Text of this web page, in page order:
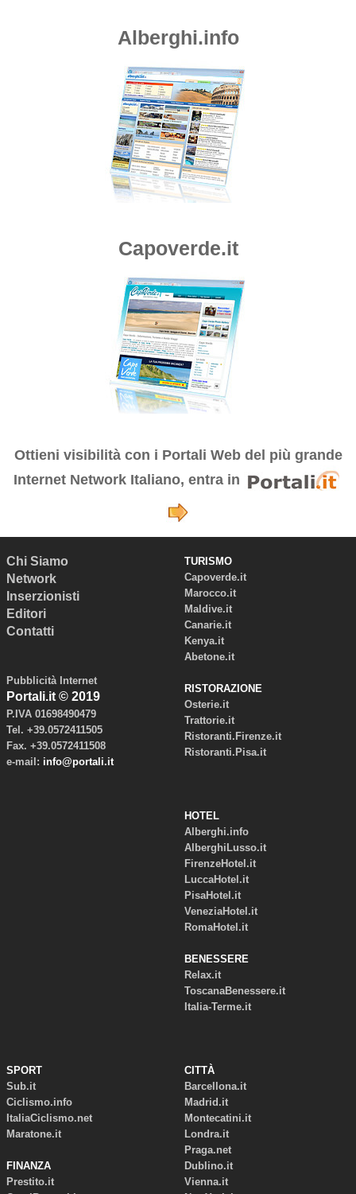
Alberghi.info
Capoverde.it
Ottieni visibilità con i Portali Web del più grande
Internet Network Italiano, entra in
Chi Siamo
Network
Inserzionisti
Editori
Contatti
Pubblicità Internet
Portali.it © 2019
P.IVA 01698490479
Tel. +39.0572411505
Fax. +39.0572411508
e-mail: info@portali.it
TURISMO
Capoverde.it
Marocco.it
Maldive.it
Canarie.it
Kenya.it
Abetone.it
RISTORAZIONE
Osterie.it
Trattorie.it
Ristoranti.Firenze.it
Ristoranti.Pisa.it
HOTEL
Alberghi.info
AlberghiLusso.it
FirenzeHotel.it
LuccaHotel.it
PisaHotel.it
VeneziaHotel.it
RomaHotel.it
BENESSERE
Relax.it
ToscanaBenessere.it
Italia-Terme.it
SPORT
Sub.it
Ciclismo.info
ItaliaCiclismo.net
Maratone.it
FINANZA
Prestito.it
CITTÀ
Barcellona.it
Madrid.it
Montecatini.it
Londra.it
Praga.net
Dublino.it
Vienna.it